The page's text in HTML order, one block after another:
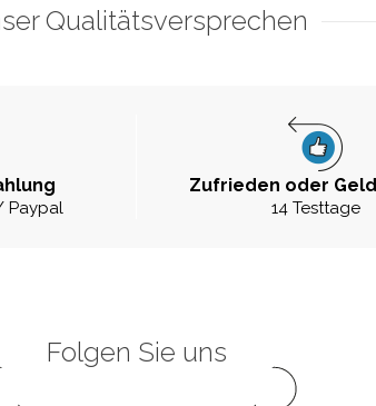
Qualitätsversprechen
Paypal
Zufrieden oder
14 Testtage
Folgen Sie uns